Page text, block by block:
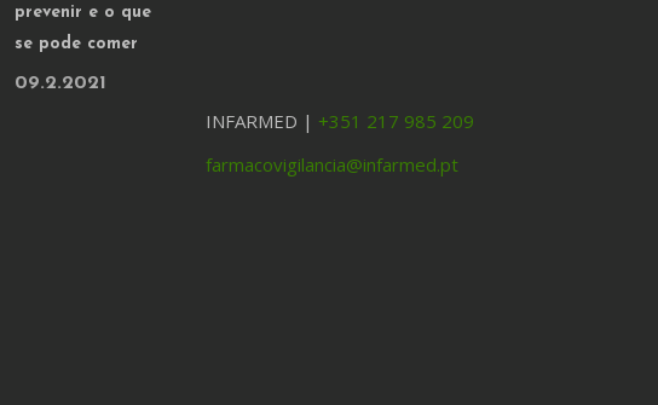
prevenir e o que
se pode comer
09.2.2021
INFARMED | +351 217 985 209
farmacovigilancia@infarmed.pt